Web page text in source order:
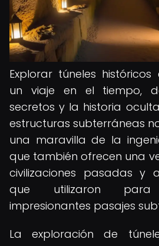
Explorar túneles
un viaje en el tiempo,
secretos y la historia
estructuras subterráneas
una maravilla de la
que también ofrecen una
civilizaciones pasadas y
que utilizaron
impresionantes pasajes
La exploración de